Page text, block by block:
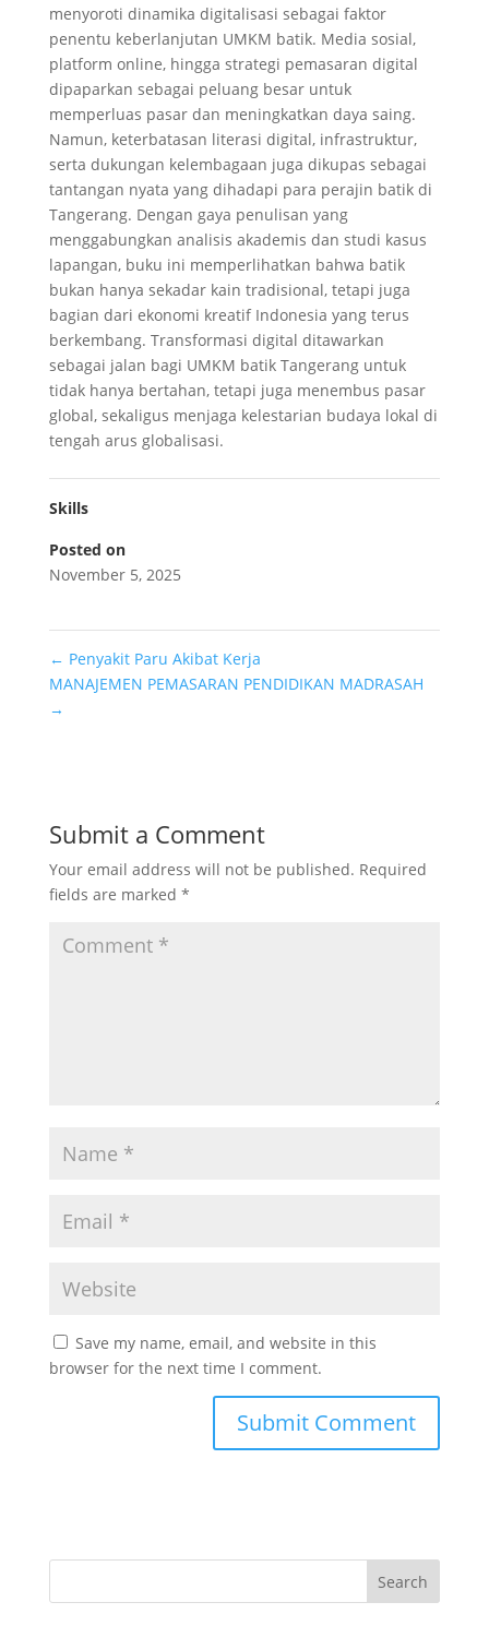
menyoroti dinamika digitalisasi sebagai faktor
penentu keberlanjutan UMKM batik. Media sosial,
platform online, hingga strategi pemasaran digital
dipaparkan sebagai peluang besar untuk
memperluas pasar dan meningkatkan daya saing.
Namun, keterbatasan literasi digital, infrastruktur,
serta dukungan kelembagaan juga dikupas sebagai
tantangan nyata yang dihadapi para perajin batik di
Tangerang. Dengan gaya penulisan yang
menggabungkan analisis akademis dan studi kasus
lapangan, buku ini memperlihatkan bahwa batik
bukan hanya sekadar kain tradisional, tetapi juga
bagian dari ekonomi kreatif Indonesia yang terus
berkembang. Transformasi digital ditawarkan
sebagai jalan bagi UMKM batik Tangerang untuk
tidak hanya bertahan, tetapi juga menembus pasar
global, sekaligus menjaga kelestarian budaya lokal di
tengah arus globalisasi.
Skills
Posted on
November 5, 2025
← Penyakit Paru Akibat Kerja
MANAJEMEN PEMASARAN PENDIDIKAN MADRASAH
→
Submit a Comment
Your email address will not be published. Required
fields are marked *
Save my name, email, and website in this
browser for the next time I comment.
Search